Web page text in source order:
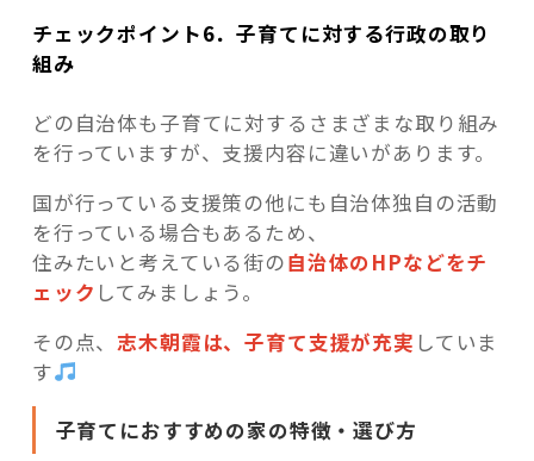
チェックポイント6．子育てに対する行政の取り
組み
どの自治体も子育てに対するさまざまな取り組み
を行っていますが、支援内容に違いがあります。
国が行っている支援策の他にも自治体独自の活動
を行っている場合もあるため、
住みたいと考えている街の自治体のHPなどをチ
ェック してみましょう。
その点、 志木朝霞は、子育て支援が充実 していま
す
子育てにおすすめの家の特徴・選び方